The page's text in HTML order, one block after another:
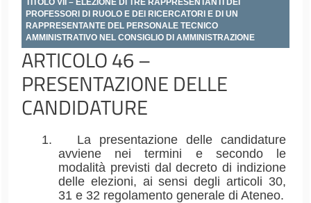
TITOLO VII – ELEZIONE DI TRE RAPPRESENTANTI DEI
PROFESSORI DI RUOLO E DEI RICERCATORI E DI UN
RAPPRESENTANTE DEL PERSONALE TECNICO
AMMINISTRATIVO NEL CONSIGLIO DI AMMINISTRAZIONE
ARTICOLO 46 –
PRESENTAZIONE DELLE
CANDIDATURE
1.
La presentazione delle candidature
avviene nei termini e secondo le
modalità previsti dal decreto di indizione
delle elezioni, ai sensi degli articoli 30,
31 e 32 regolamento generale di Ateneo.